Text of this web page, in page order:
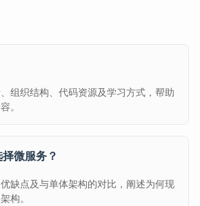
组织结构、代码资源及学习方式，帮助
。
微服务？
缺点及与单体架构的对比，阐述为何现
构。